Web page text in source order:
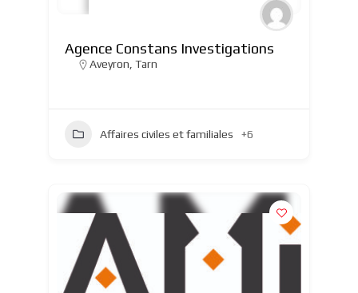
Agence Constans Investigations
Aveyron, Tarn
Affaires civiles et familiales +6